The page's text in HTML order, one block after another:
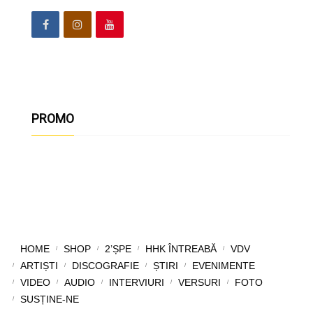
PROMO
HOME SHOP 2’ȘPE HHK ÎNTREABĂ
VDV
ARTIȘTI
DISCOGRAFIE ȘTIRI
EVENIMENTE
VIDEO
AUDIO INTERVIURI VERSURI
FOTO
SUSȚINE-NE